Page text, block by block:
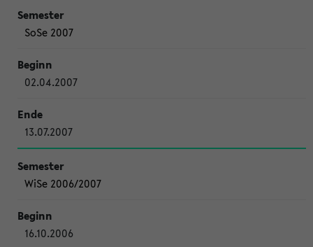
SoSe 2007
02.04.2007
13.07.2007
WiSe 2006/2007
16.10.2006